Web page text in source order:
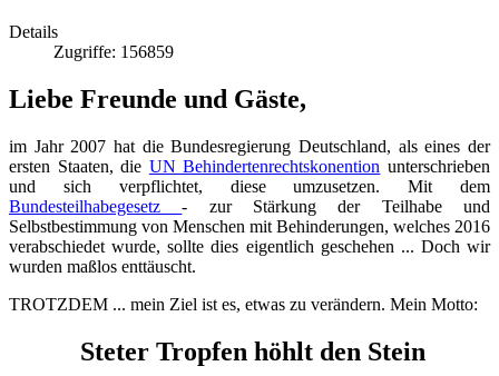
Details
Zugriffe: 156859
Liebe Freunde und Gäste,
im Jahr 2007 hat die Bundesregierung Deutschland, als eines der
ersten Staaten, die UN Behindertenrechtskonention unterschrieben
und sich verpflichtet, diese umzusetzen. Mit dem
Bundesteilhabegesetz- zur Stärkung der Teilhabe und
Selbstbestimmung von Menschen mit Behinderungen, welches 2016
verabschiedet wurde, sollte dies eigentlich geschehen ... Doch wir
wurden maßlos enttäuscht.
TROTZDEM ... mein Ziel ist es, etwas zu verändern. Mein Motto:
Steter Tropfen höhlt den Stein